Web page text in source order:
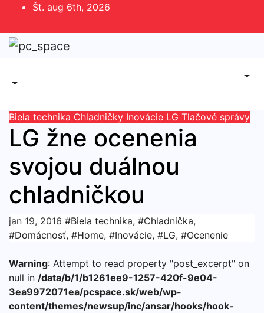
content
Št. aug 6th, 2026
Biela technika Chladničky Inovácie LG Tlačové správy
LG žne ocenenia
svojou duálnou
chladničkou
jan 19, 2016 #Biela technika, #Chladnička,
#Domácnosť, #Home, #Inovácie, #LG, #Ocenenie
Warning: Attempt to read property "post_excerpt" on
null in /data/b/1/b1261ee9-1257-420f-9e04-
3ea9972071ea/pcspace.sk/web/wp-
content/themes/newsup/inc/ansar/hooks/hook-